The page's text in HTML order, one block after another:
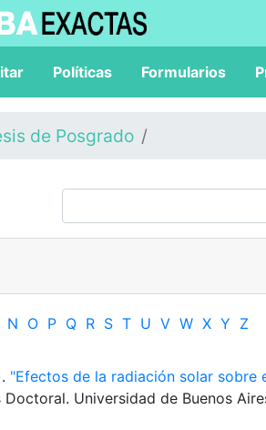
Políticas Formularios
de Posgrado
N O P Q R S T U V W X Y Z
"Efectos de la radiación solar sobre
Doctoral. Universidad de Buenos